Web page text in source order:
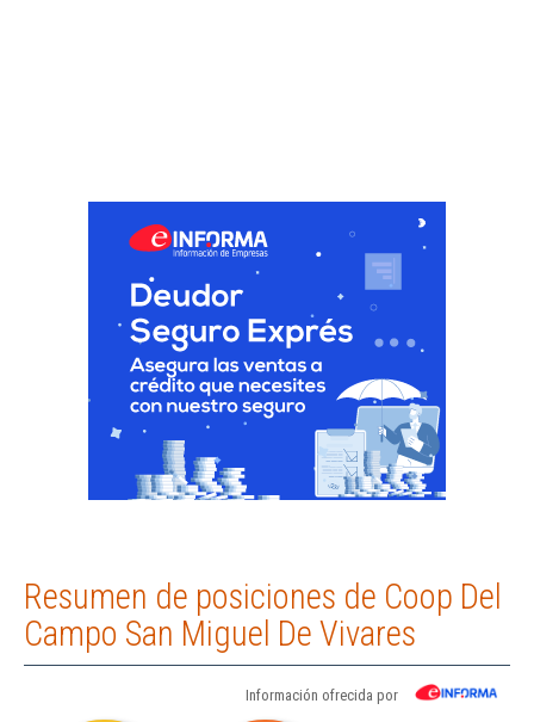
Resumen de posiciones de Coop Del
Campo San Miguel De Vivares
Información ofrecida por